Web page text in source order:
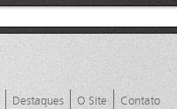
Destaques O Site Contato